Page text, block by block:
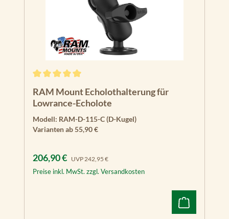
RAM Mount Echolothalterung für
Lowrance-Echolote
Modell: RAM-D-115-C (D-Kugel)
Varianten ab55,90 €
Verkaufspreis:
206,90 € UVP Regulärer Preis:
242,95 €
Preise inkl. MwSt. zzgl. Versandkosten